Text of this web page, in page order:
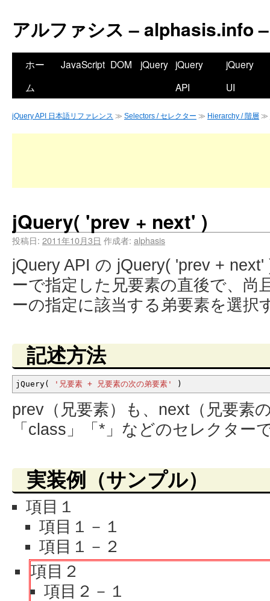
アルファシス – alphasis.info –
ホー
ム
JavaScript DOM jQuery jQuery
API
jQuery
UI
jQuery API 日本語リファレンス ≫ Selectors / セレクター ≫ Hierarchy / 階層 ≫
jQuery( 'prev + next' )
投稿日: 2011年10月3日 作成者: alphasis
jQuery API の jQuery( 'prev +
ーで指定した兄要素の直後で、尚
ーの指定に該当する弟要素を選択
記述方法
jQuery( '兄要素 + 兄要素の次の弟要素' )
prev（兄要素）も、next（兄要素
「class」「*」などのセレクター
実装例（サンプル）
項目１
項目１－１
項目１－２
項目２
項目２－１